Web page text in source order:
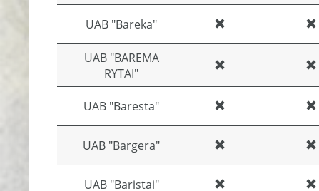
UAB "Bareka"
UAB "BAREMA
RYTAI"
UAB "Baresta"
UAB "Bargera"
UAB "Baristai"